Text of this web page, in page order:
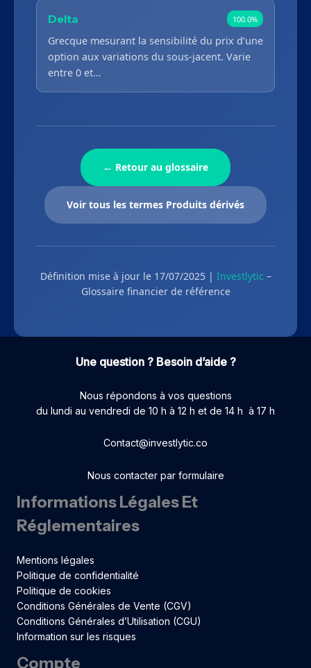
Delta 100.0%
Grecque mesurant la sensibilité du prix d’une
option aux variations du sous-jacent. Varie
entre 0 et…
← Retour au glossaire
Voir tous les termes Produits dérivés
Définition mise à jour le 17/07/2025 | Investlytic –
Glossaire financier de référence
Une question ? Besoin d’aide ?
Nous répondons à vos questions
du lundi au vendredi de 10 h à 12 h et de 14 h à 17 h
Contact@investlytic.co
Nous contacter par formulaire
Informations Légales Et
Réglementaires
Mentions légales
Politique de confidentialité
Politique de cookies
Conditions Générales de Vente (CGV)
Conditions Générales d’Utilisation (CGU)
Information sur les risques
Compte